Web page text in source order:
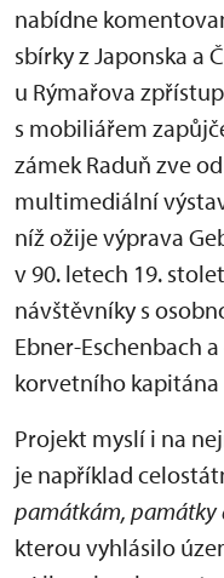
nabídne
sbírky z Japonska a
u Rýmařova
s mobiliářem
zámek Raduň zve
multimediální
níž ožije výprava
v 90. letech 19.
návštěvníky s
Ebner-Eschenbach
korvetního kapitána
Projekt myslí i na
je například
památkám, památky
kterou vyhlásilo